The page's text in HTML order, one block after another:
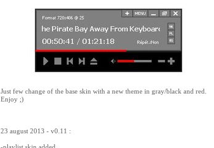
Just few change of the base skin with a new theme in gray/black and red.
Enjoy ;)
23 august 2013 - v0.11 :